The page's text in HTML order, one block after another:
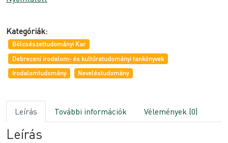
Kategóriák:
Bölcsészettudományi Kar
Debreceni irodalom- és kultúratudományi tankönyvek
Irodalomtudomány
Neveléstudomány
Leírás További információk Vélemények (0)
Leírás